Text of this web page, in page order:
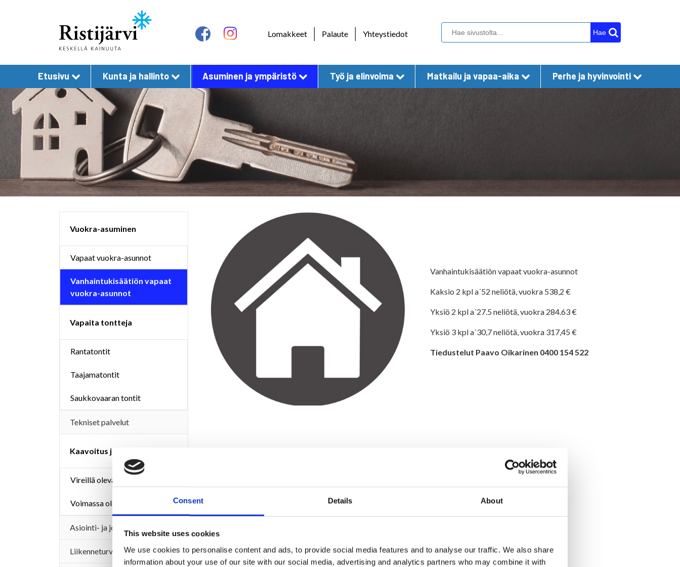
Consent Details About
This website uses cookies
We use cookies to personalise content and ads, to provide social media features and to analyse our traffic. We also share
information about your use of our site with our social media, advertising and analytics partners who may combine it with
Lomakkeet | Palaute | Yhteystiedot Hae
Etusivu Kunta ja hallinto Asuminen ja ympäristö Työ ja elinvoima Matkailu ja vapaa-aika Perhe ja hyvinvointi
Vuokra-asuminen
Vapaat vuokra-asunnot
Vanhaintukisäätiön vapaat
vuokra-asunnot
Vapaita tontteja
Rantatontit
Taajamatontit
Saukkovaaran tontit
Tekniset palvelut
Kaavoitus ja maankäyttö
Vireillä olevat kaavat
Voimassa olevat kaavat
Asiointi- ja joukkoliikenne
Liikenneturvallisuustyö
Vanhaintukisäätiön vapaat vuokra-asunnot
Kaksio 2 kpl a´52 neliötä, vuokra 538,2 €
Yksiö 2 kpl a´27.5 neliötä, vuokra 284.63 €
Yksiö 3 kpl a´30,7 neliötä, vuokra 317,45 €
Tiedustelut Paavo Oikarinen 0400 154 522